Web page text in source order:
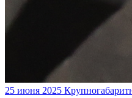
25 июня 2025